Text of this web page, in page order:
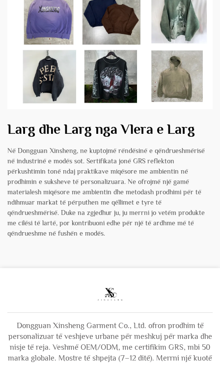
Larg dhe Larg nga Vlera e Larg
Në Dongguan Xinsheng, ne kuptojmë rëndësinë e qëndrueshmërisë
në industrinë e modës sot. Sertifikata jonë GRS reflekton
përkushtimin tonë ndaj praktikave miqësore me ambientin në
prodhimin e suksheve të personalizuara. Ne ofrojmë një gamë
materialesh miqësore me ambientin dhe metodash prodhimi për të
ndihmuar markat të përputhen me qëllimet e tyre të
qëndrueshmërisë. Duke na zgjedhur ju, ju merrni jo vetëm produkte
me cilësi të lartë, por kontribuoni edhe për një të ardhme më të
qëndrueshme në fushën e modës.
Dongguan Xinsheng Garment Co., Ltd. ofron prodhim të
personalizuar të veshjeve urbane për meshkuj për marka dhe
nisje të reja. Veshmë OEM/ODM, me certifikim GRS, mbi 50
marka globale. Mostre të shpejta (7–12 ditë). Merrni një kuotë